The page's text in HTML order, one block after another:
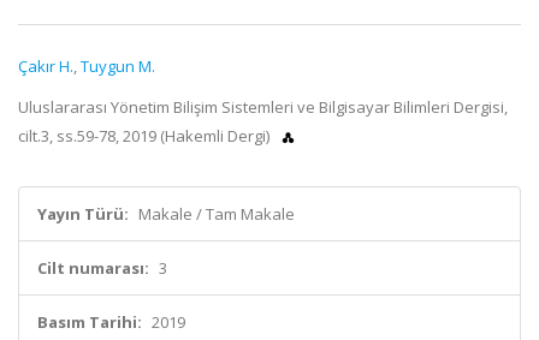
Çakır H.,Tuygun M.
Uluslararası Yönetim Bilişim Sistemleri ve Bilgisayar Bilimleri Dergisi,
cilt.3, ss.59-78, 2019 (Hakemli Dergi)
Yayın Türü: Makale / Tam Makale
Cilt numarası: 3
Basım Tarihi: 2019